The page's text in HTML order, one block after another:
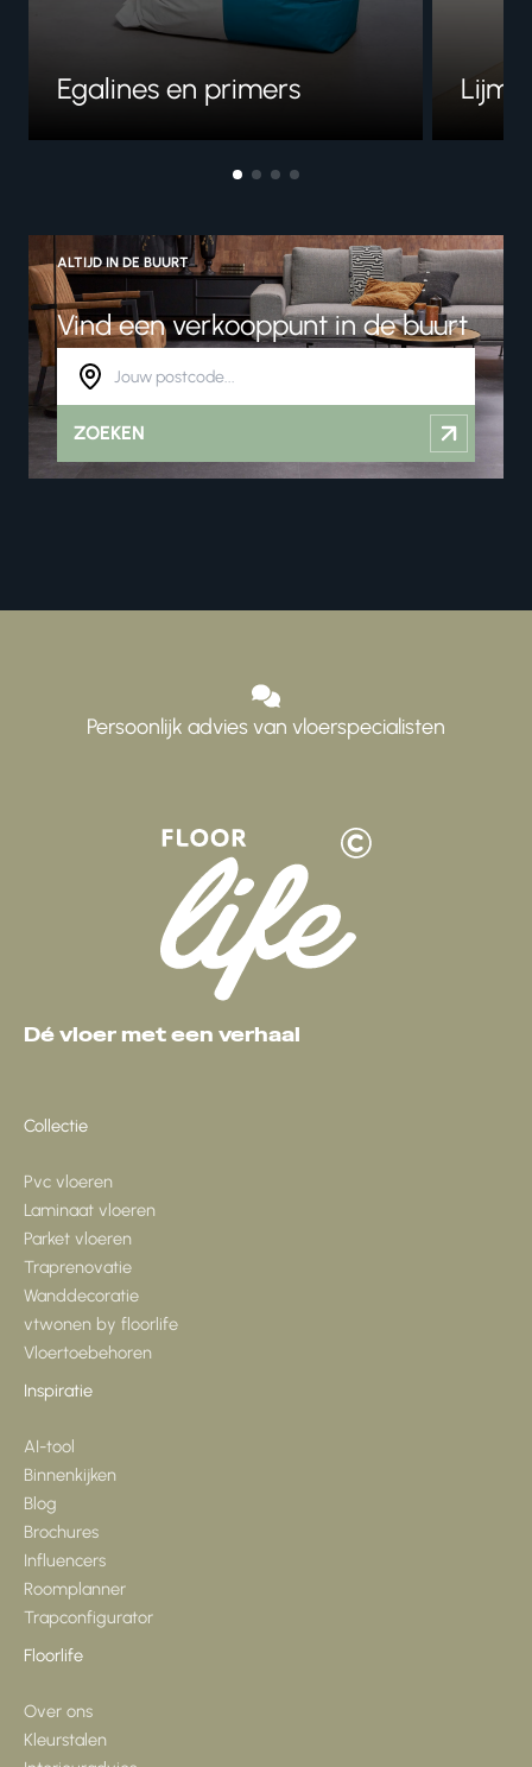
Egalines en primers
ALTIJD IN DE BUURT
Vind een verkooppunt in de buurt
ZOEKEN
Persoonlijk advies van vloerspecialisten
Dé vloer met een verhaal
Collectie
Pvc vloeren
Laminaat vloeren
Parket vloeren
Traprenovatie
Wanddecoratie
vtwonen by floorlife
Vloertoebehoren
Inspiratie
AI-tool
Binnenkijken
Blog
Brochures
Influencers
Roomplanner
Trapconfigurator
Floorlife
Over ons
Kleurstalen